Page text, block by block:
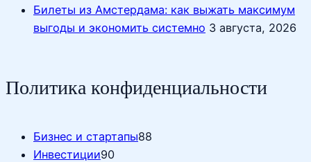
Билеты из Амстердама: как выжать максимум
выгоды и экономить системно 3 августа, 2026
Политика конфиденциальности
Бизнес и стартапы88
Инвестиции90